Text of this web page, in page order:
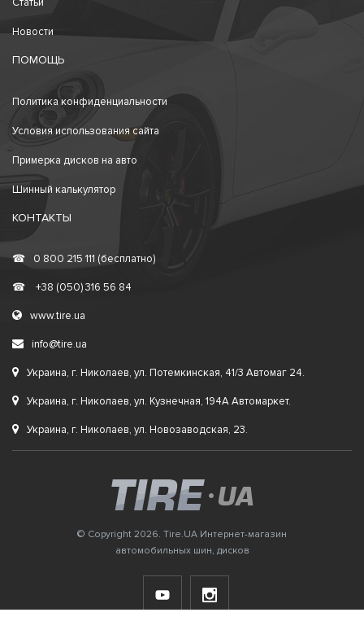
Новости
ПОМОЩЬ
Политика конфиденциальности
Условия использования сайта
Примерка дисков на авто
Шинный калькулятор
КОНТАКТЫ
☎ 0 800 215 111 (бесплатно)
☎ +38 (050) 316 56 84
www.tire.ua
info@tire.ua
Украина, г. Николаев, ул. Потемкинская, 41/3 Автомаг 24.
Украина, г. Николаев, ул. Кузнечная, 194А Автомаркет.
Украина, г. Николаев, ул. Новозаводская, 23.
© Copyright 2026. Tire.UA Интернет-магазин
автомобильных шин, дисков